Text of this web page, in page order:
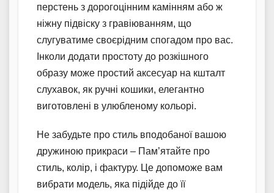
перстень з дорогоцінним камінням або ж
ніжну підвіску з гравіюванням, що
слугуватиме своєрідним спогадом про вас.
Інколи додати простоту до розкішного
образу може простий аксесуар на кшталт
слухавок, як ручні кошики, елегантно
виготовлені в улюбленому кольорі.
Не забудьте про стиль вподобаної вашою
дружиною прикраси – Пам’ятайте про
стиль, колір, і фактуру. Це допоможе вам
вибрати модель, яка підійде до її